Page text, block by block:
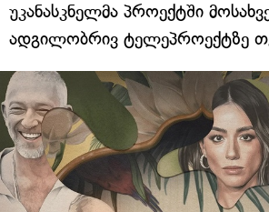
უკანასკნელმა პროექტში
ადგილობრივ ტელეპროექტზე